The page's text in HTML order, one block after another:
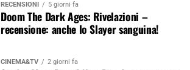
RECENSIONI 5 giorni fa
Doom The Dark Ages: Rivelazioni –
recensione: anche lo Slayer sanguina!
CINEMA&TV 2 giorni fa